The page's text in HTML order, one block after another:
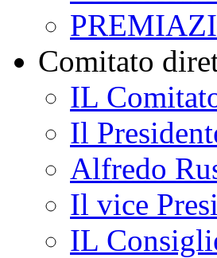
Comitato
IL
Il
Alfredo
Il vice
IL